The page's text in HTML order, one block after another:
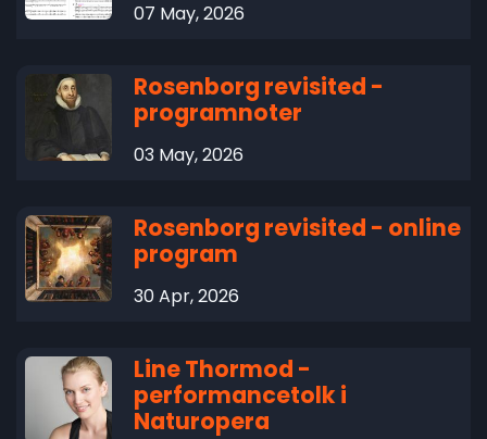
07 May, 2026
Rosenborg revisited -
programnoter
03 May, 2026
Rosenborg revisited - online
program
30 Apr, 2026
Line Thormod -
performancetolk i
Naturopera